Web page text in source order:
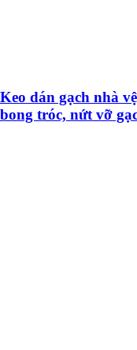
Keo dán gạch nhà
bong tróc, nứt vỡ